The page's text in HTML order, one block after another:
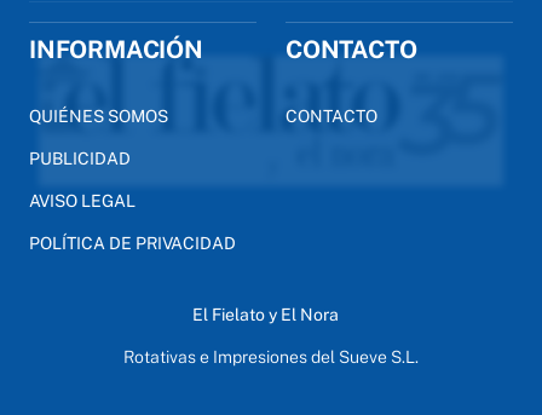
INFORMACIÓN
QUIÉNES SOMOS
PUBLICIDAD
AVISO LEGAL
POLÍTICA DE PRIVACIDAD
CONTACTO
CONTACTO
El Fielato y El Nora
Rotativas e Impresiones del Sueve S.L.